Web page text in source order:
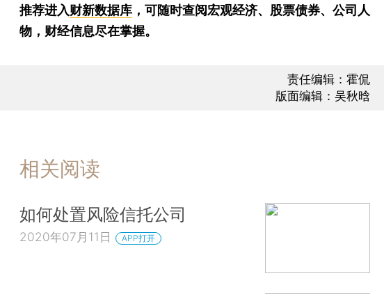
推荐进入财新数据库 ，可随时查阅宏观经济、股票债券、公司人
物，财经信息尽在掌握。
责任编辑：霍侃
版面编辑：吴秋晗
相关阅读
如何处置风险信托公司
2020年07月11日 APP打开